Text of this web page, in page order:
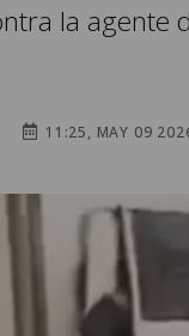
la agente
11:25, MAY 09